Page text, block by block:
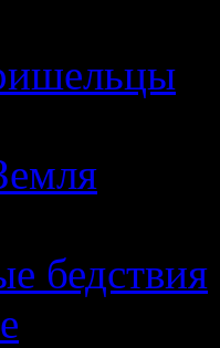
бедствия